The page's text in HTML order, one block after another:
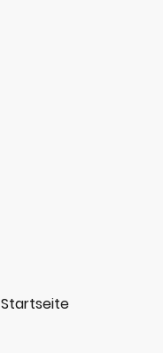
Startseite